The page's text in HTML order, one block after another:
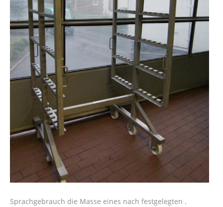
Sprachgebrauch die Masse eines nach festgelegten .